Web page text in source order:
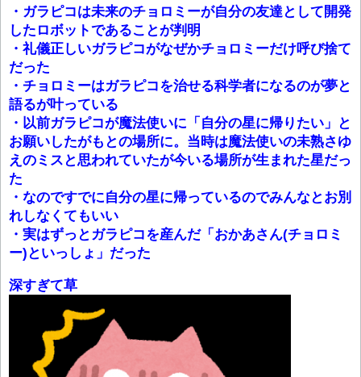
・ガラピコは未来のチョロミーが自分の友達として開発
したロボットであることが判明
・礼儀正しいガラピコがなぜかチョロミーだけ呼び捨て
だった
・チョロミーはガラピコを治せる科学者になるのが夢と
語るが叶っている
・以前ガラピコが魔法使いに「自分の星に帰りたい」と
お願いしたがもとの場所に。当時は魔法使いの未熟さゆ
えのミスと思われていたが今いる場所が生まれた星だっ
た
・なのですでに自分の星に帰っているのでみんなとお別
れしなくてもいい
・実はずっとガラピコを産んだ「おかあさん(チョロミ
ー)といっしょ」だった
深すぎて草